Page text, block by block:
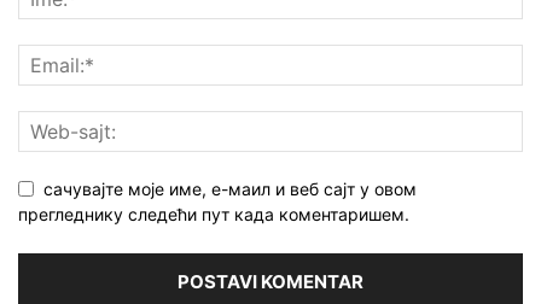
сачувајте моје име, е-маил и веб сајт у овом
прегледнику следећи пут када коментаришем.